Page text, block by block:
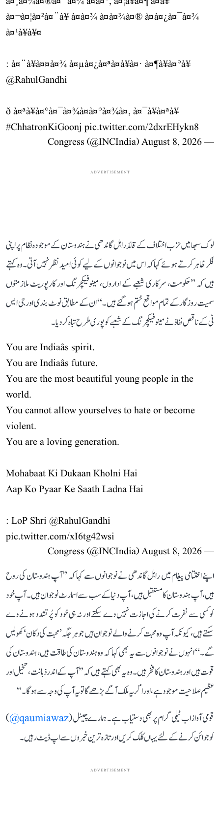
à¤¬à¤¦à¤²à¤¨à¥ à¤à¤¾ à¤à¤¾à¤® à¤à¤¿à¤¯à¤¾
à¤¹à¥à¥¤
: à¤¨à¥à¤¤à¤¾ à¤µà¤¿à¤ªà¤à¥à¤· à¤¶à¥à¤°à¥
@RahulGandhi
ð à¤ªà¥à¤°à¤¯à¤¾à¤à¤°à¤¾à¤, à¤¯à¥à¤ªà¥
#ChhatronKiGoonj pic.twitter.com/2dxrEHykn8
— Congress (@INCIndia)
August 8, 2026
ADVERTISEMENT
لوک سبھا میں حزب اختلاف کے قائد راہل گاندھی نے ہندوستان کے موجودہ نظام پر اپنی
فکر ظاہر کرتے ہوئے کہا کہ اس میں نوجوانوں کے لیے کوئی امید نظر نہیں آتی۔ وہ کہتے
ہیں کہ ’’حکومت، سرکاری شعبے کے اداروں، مینوفیکچرنگ اور کارپوریٹ ملازمتوں
سمیت روزگار کے تمام مواقع ختم ہو گئے ہیں۔‘‘ ان کے مطابق نوٹ بندی اور جی ایس
ٹی کے ناقص نفاذ نے مینوفیکچرنگ کے شعبے کو پوری طرح تباہ کر دیا۔
You are Indiaâs spirit.
You are Indiaâs future.
You are the most beautiful young people in the
world.
You cannot allow yourselves to hate or become
violent.
You are a loving generation.
Mohabaat Ki Dukaan Kholni Hai
Aap Ko Pyaar Ke Saath Ladna Hai
: LoP Shri @RahulGandhi
pic.twitter.com/xI6tg42wsi
— Congress (@INCIndia)
August 8, 2026
اپنے اختتامی پیغام میں راہل گاندھی نے نوجوانوں سے کہا کہ ’’آپ ہندوستان کی روح
ہیں، آپ ہندوستان کا مستقبل ہیں، آپ دنیا کے سب سے اسمارٹ نوجوان ہیں۔ آپ خود
کو کسی سے نفرت کرنے کی اجازت نہیں دے سکتے اور نہ ہی خود کو پُرتشدد ہونے دے
سکتے ہیں، کیونکہ آپ وہ محبت کرنے والے نوجوان ہیں جو ہر جگہ ’محبت کی دکان‘ کھولیں
گے۔‘‘ انہوں نے نوجوانوں سے یہ بھی کہا کہ وہ ہندوستان کی طاقت ہیں، ہندوستان کی
قوت ہیں اور ہندوستان کا فخر ہیں۔ وہ یہ بھی کہتے ہیں کہ ’’آپ کے اندر ذہانت، تخیل اور
عظیم صلاحیت موجود ہے، اور اگر یہ ملک آگے بڑھے گا تو یہ آپ کی وجہ سے ہوگا۔‘‘
قومی آواز اب ٹیلی گرام پر بھی دستیاب ہے۔ ہمارے چینل (qaumiawaz@
)
کو جوائن کرنے کے لئے یہاں کلک کریں اور تازہ ترین خبروں سے اپ ڈیٹ رہیں۔
ADVERTISEMENT